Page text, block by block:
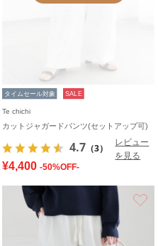
タイムセール対象 SALE
Te chichi
カットジャガードパンツ(セットアップ可)
4.7 （3）
レビュー
を見る
¥4,400 -50%OFF-
お気に入り